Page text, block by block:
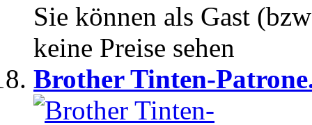
Sie können als Gast
keine Preise sehen
Brother Tinten-